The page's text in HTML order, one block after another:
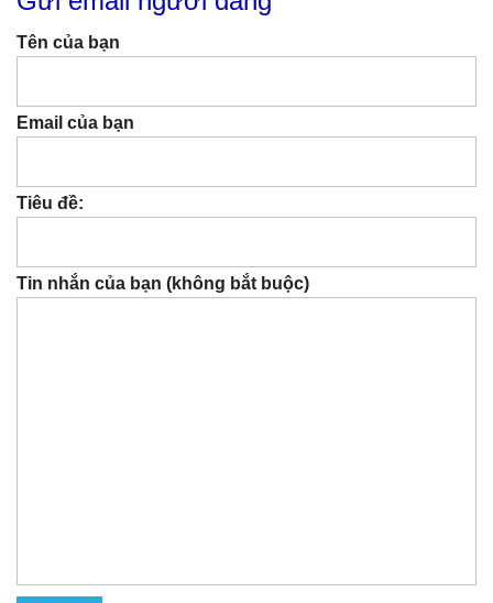
Tên của bạn
Email của bạn
Tiêu đề:
Tin nhắn của bạn (không bắt buộc)